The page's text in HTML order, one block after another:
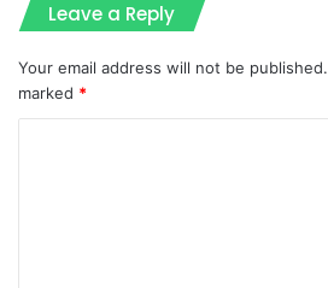
Leave a Reply
Your email address will not be published.
marked *